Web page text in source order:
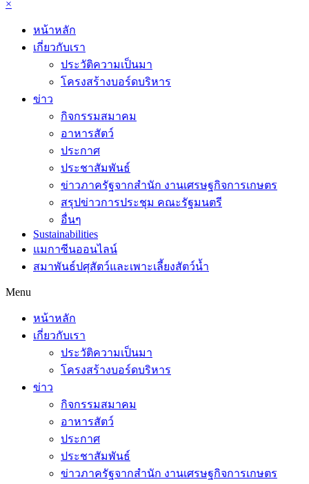
×
หน้าหลัก
เกี่ยวกับเรา
ประวัติความเป็นมา
โครงสร้างบอร์ดบริหาร
ข่าว
กิจกรรมสมาคม
อาหารสัตว์
ประกาศ
ประชาสัมพันธ์
ข่าวภาครัฐจากสำนัก งานเศรษฐกิจการเกษตร
สรุปข่าวการประชุม คณะรัฐมนตรี
อื่นๆ
Sustainabilities
แมกาซีนออนไลน์
สมาพันธ์ปศุสัตว์และเพาะเลี้ยงสัตว์น้ำ
Menu
หน้าหลัก
เกี่ยวกับเรา
ประวัติความเป็นมา
โครงสร้างบอร์ดบริหาร
ข่าว
กิจกรรมสมาคม
อาหารสัตว์
ประกาศ
ประชาสัมพันธ์
ข่าวภาครัฐจากสำนัก งานเศรษฐกิจการเกษตร